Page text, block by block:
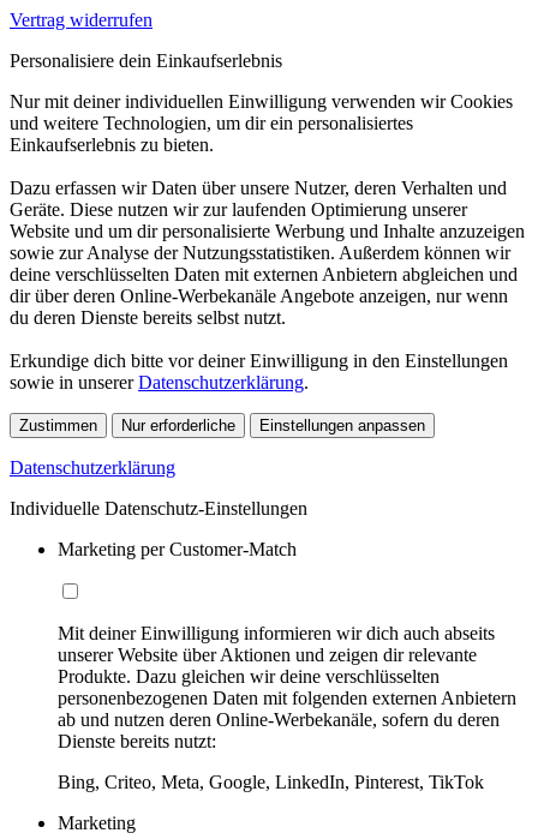
Vertrag widerrufen
Personalisiere dein Einkaufserlebnis
Nur mit deiner individuellen Einwilligung verwenden wir Cookies
und weitere Technologien, um dir ein personalisiertes
Einkaufserlebnis zu bieten.
Dazu erfassen wir Daten über unsere Nutzer, deren Verhalten und
Geräte. Diese nutzen wir zur laufenden Optimierung unserer
Website und um dir personalisierte Werbung und Inhalte anzuzeigen
sowie zur Analyse der Nutzungsstatistiken. Außerdem können wir
deine verschlüsselten Daten mit externen Anbietern abgleichen und
dir über deren Online-Werbekanäle Angebote anzeigen, nur wenn
du deren Dienste bereits selbst nutzt.
Erkundige dich bitte vor deiner Einwilligung in den Einstellungen
sowie in unsererDatenschutzerklärung.
Zustimmen Nur erforderliche Einstellungen anpassen
Datenschutzerklärung
Individuelle Datenschutz-Einstellungen
Marketing per Customer-Match
Mit deiner Einwilligung informieren wir dich auch abseits
unserer Website über Aktionen und zeigen dir relevante
Produkte. Dazu gleichen wir deine verschlüsselten
personenbezogenen Daten mit folgenden externen Anbietern
ab und nutzen deren Online-Werbekanäle, sofern du deren
Dienste bereits nutzt:
Bing, Criteo, Meta, Google, LinkedIn, Pinterest, TikTok
Marketing